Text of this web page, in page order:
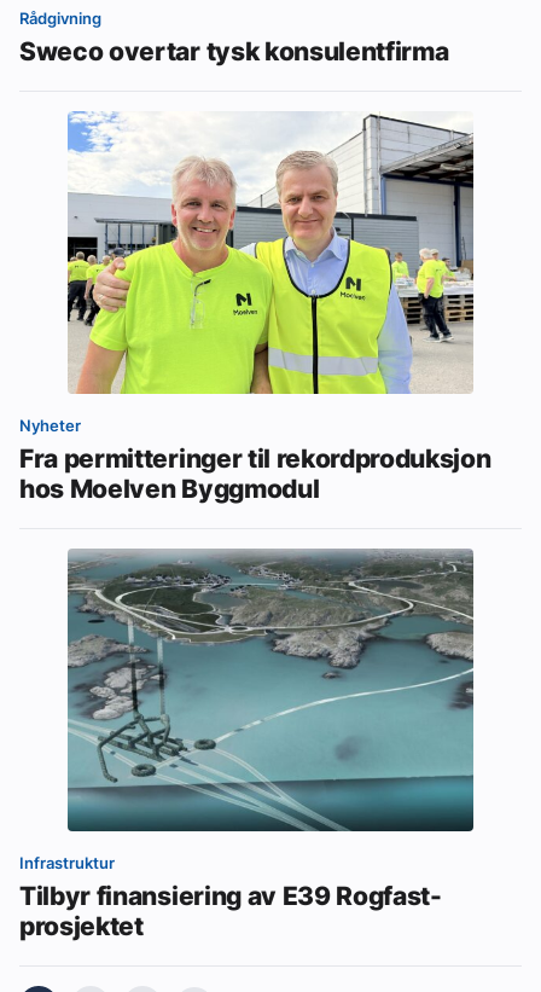
Rådgivning
Sweco overtar tysk konsulentfirma
Nyheter
Fra permitteringer til rekordproduksjon
hos Moelven Byggmodul
Infrastruktur
Tilbyr finansiering av E39 Rogfast-
prosjektet